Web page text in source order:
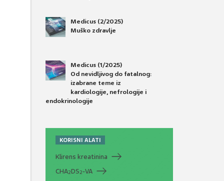
Medicus (2/2025)
Muško zdravlje
Medicus (1/2025)
Od nevidljivog do fatalnog:
izabrane teme iz
kardiologije, nefrologije i
endokrinologije
KORISNI ALATI
Klirens kreatinina
CHA2DS2-VA